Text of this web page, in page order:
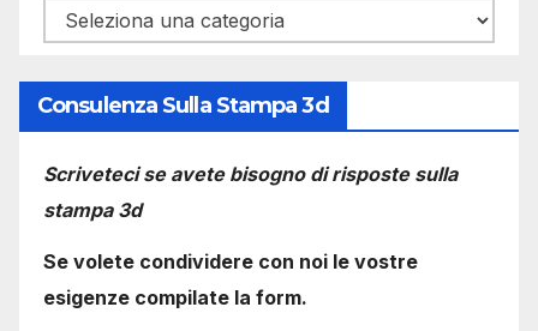
Categorie
Consulenza Sulla Stampa 3d
Scriveteci se avete bisogno di risposte sulla
stampa 3d
Se volete condividere con noi le vostre
esigenze compilate la form.